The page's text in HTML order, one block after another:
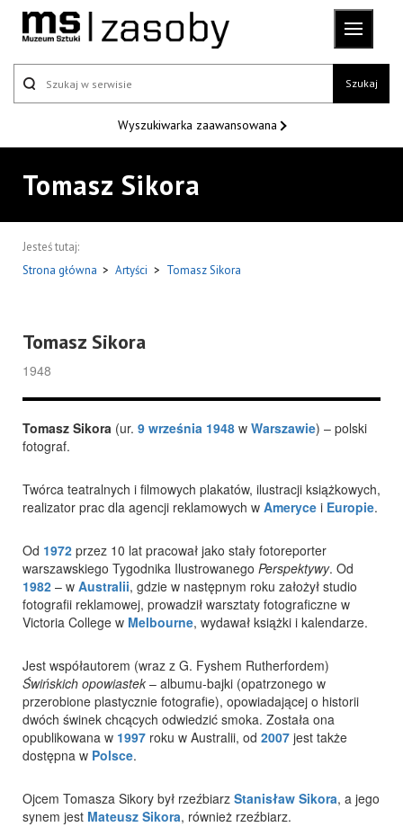
Szukaj
Wyszukiwarka zaawansowana
Tomasz Sikora
Jesteś tutaj:
Strona główna > Artyści > Tomasz Sikora
Tomasz Sikora
1948
Tomasz Sikora (ur. 9 września 1948 w Warszawie) – polski
fotograf.
Twórca teatralnych i filmowych plakatów, ilustracji książkowych,
realizator prac dla agencji reklamowych w Ameryce i Europie.
Od 1972 przez 10 lat pracował jako stały fotoreporter
warszawskiego Tygodnika Ilustrowanego Perspektywy. Od
1982 – w Australii, gdzie w następnym roku założył studio
fotografii reklamowej, prowadził warsztaty fotograficzne w
Victoria College w Melbourne, wydawał książki i kalendarze.
Jest współautorem (wraz z G. Fyshem Rutherfordem)
Świńskich opowiastek – albumu-bajki (opatrzonego w
przerobione plastycznie fotografie), opowiadającej o historii
dwóch świnek chcących odwiedzić smoka. Została ona
opublikowana w 1997 roku w Australii, od 2007 jest także
dostępna w Polsce.
Ojcem Tomasza Sikory był rzeźbiarz Stanisław Sikora, a jego
synem jest Mateusz Sikora, również rzeźbiarz.